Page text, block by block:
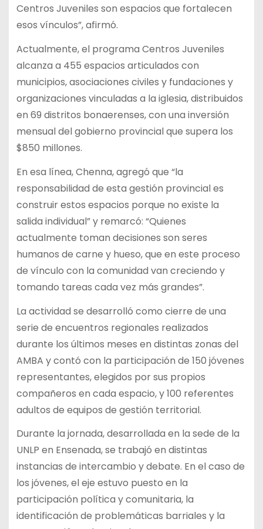
Centros Juveniles son espacios que fortalecen
esos vínculos”, afirmó.
Actualmente, el programa Centros Juveniles
alcanza a 455 espacios articulados con
municipios, asociaciones civiles y fundaciones y
organizaciones vinculadas a la iglesia, distribuidos
en 69 distritos bonaerenses, con una inversión
mensual del gobierno provincial que supera los
$850 millones.
En esa línea, Chenna, agregó que “la
responsabilidad de esta gestión provincial es
construir estos espacios porque no existe la
salida individual” y remarcó: “Quienes
actualmente toman decisiones son seres
humanos de carne y hueso, que en este proceso
de vínculo con la comunidad van creciendo y
tomando tareas cada vez más grandes”.
La actividad se desarrolló como cierre de una
serie de encuentros regionales realizados
durante los últimos meses en distintas zonas del
AMBA y contó con la participación de 150 jóvenes
representantes, elegidos por sus propios
compañeros en cada espacio, y 100 referentes
adultos de equipos de gestión territorial.
Durante la jornada, desarrollada en la sede de la
UNLP en Ensenada, se trabajó en distintas
instancias de intercambio y debate. En el caso de
los jóvenes, el eje estuvo puesto en la
participación política y comunitaria, la
identificación de problemáticas barriales y la